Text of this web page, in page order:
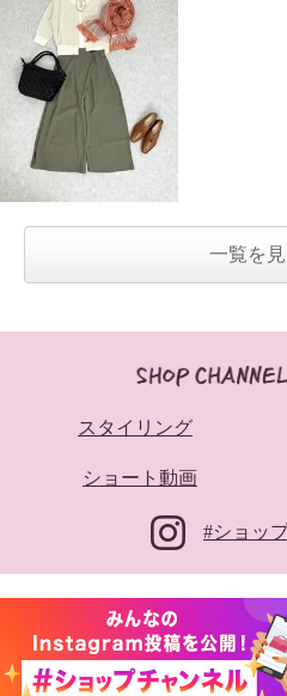
一覧を
スタイリング
ショート動画
#ショッ